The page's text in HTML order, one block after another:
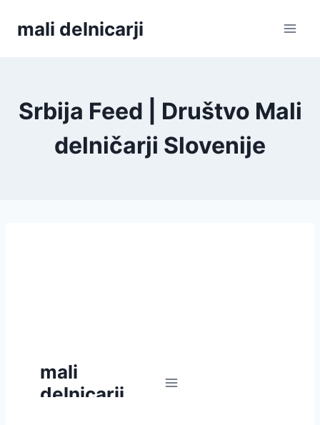
mali delnicarji
Srbija Feed | Društvo Mali
delničarji Slovenije